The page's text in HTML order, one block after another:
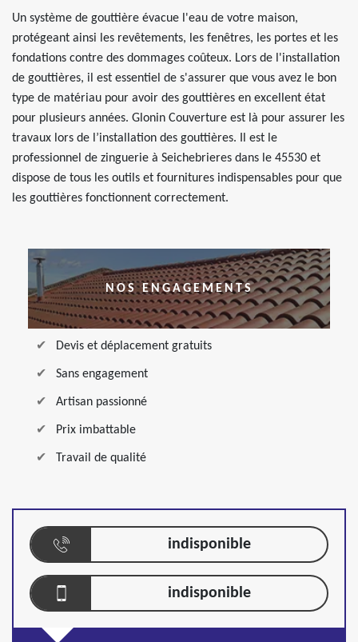
Un système de gouttière évacue l'eau de votre maison,
protégeant ainsi les revêtements, les fenêtres, les portes et les
fondations contre des dommages coûteux. Lors de l'installation
de gouttières, il est essentiel de s'assurer que vous avez le bon
type de matériau pour avoir des gouttières en excellent état
pour plusieurs années. Glonin Couverture est là pour assurer les
travaux lors de l’installation des gouttières. Il est le
professionnel de zinguerie à Seichebrieres dans le 45530 et
dispose de tous les outils et fournitures indispensables pour que
les gouttières fonctionnent correctement.
NOS ENGAGEMENTS
Devis et déplacement gratuits
Sans engagement
Artisan passionné
Prix imbattable
Travail de qualité
indisponible
indisponible